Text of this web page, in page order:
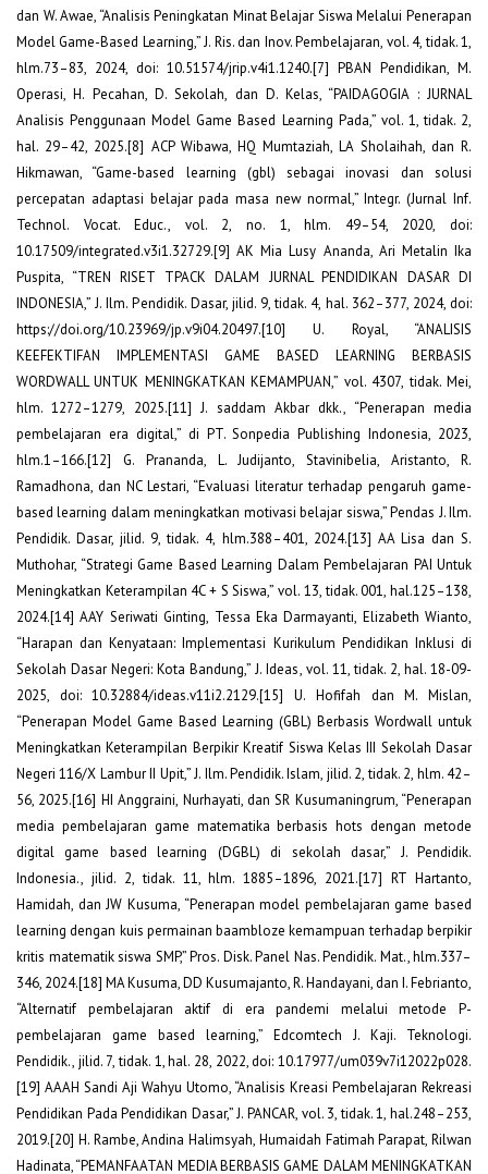
dan W. Awae, “Analisis Peningkatan Minat Belajar Siswa Melalui Penerapan
Model Game-Based Learning,” J. Ris. dan Inov. Pembelajaran, vol. 4, tidak. 1,
hlm.73–83, 2024, doi: 10.51574/jrip.v4i1.1240.[7] PBAN Pendidikan, M.
Operasi, H. Pecahan, D. Sekolah, dan D. Kelas, “PAIDAGOGIA : JURNAL
Analisis Penggunaan Model Game Based Learning Pada,” vol. 1, tidak. 2,
hal. 29–42, 2025.[8] ACP Wibawa, HQ Mumtaziah, LA Sholaihah, dan R.
Hikmawan, “Game-based learning (gbl) sebagai inovasi dan solusi
percepatan adaptasi belajar pada masa new normal,” Integr. (Jurnal Inf.
Technol. Vocat. Educ., vol. 2, no. 1, hlm. 49–54, 2020, doi:
10.17509/integrated.v3i1.32729.[9] AK Mia Lusy Ananda, Ari Metalin Ika
Puspita, “TREN RISET TPACK DALAM JURNAL PENDIDIKAN DASAR DI
INDONESIA,” J. Ilm. Pendidik. Dasar, jilid. 9, tidak. 4, hal. 362–377, 2024, doi:
https://doi.org/10.23969/jp.v9i04.20497.[10] U. Royal, “ANALISIS
KEEFEKTIFAN IMPLEMENTASI GAME BASED LEARNING BERBASIS
WORDWALL UNTUK MENINGKATKAN KEMAMPUAN,” vol. 4307, tidak. Mei,
hlm. 1272–1279, 2025.[11] J. saddam Akbar dkk., “Penerapan media
pembelajaran era digital,” di PT. Sonpedia Publishing Indonesia, 2023,
hlm.1–166.[12] G. Prananda, L. Judijanto, Stavinibelia, Aristanto, R.
Ramadhona, dan NC Lestari, “Evaluasi literatur terhadap pengaruh game-
based learning dalam meningkatkan motivasi belajar siswa,” Pendas J. Ilm.
Pendidik. Dasar, jilid. 9, tidak. 4, hlm.388–401, 2024.[13] AA Lisa dan S.
Muthohar, “Strategi Game Based Learning Dalam Pembelajaran PAI Untuk
Meningkatkan Keterampilan 4C + S Siswa,” vol. 13, tidak. 001, hal.125–138,
2024.[14] AAY Seriwati Ginting, Tessa Eka Darmayanti, Elizabeth Wianto,
“Harapan dan Kenyataan: Implementasi Kurikulum Pendidikan Inklusi di
Sekolah Dasar Negeri: Kota Bandung,” J. Ideas, vol. 11, tidak. 2, hal. 18-09-
2025, doi: 10.32884/ideas.v11i2.2129.[15] U. Hofifah dan M. Mislan,
“Penerapan Model Game Based Learning (GBL) Berbasis Wordwall untuk
Meningkatkan Keterampilan Berpikir Kreatif Siswa Kelas III Sekolah Dasar
Negeri 116/X Lambur II Upit,” J. Ilm. Pendidik. Islam, jilid. 2, tidak. 2, hlm. 42–
56, 2025.[16] HI Anggraini, Nurhayati, dan SR Kusumaningrum, “Penerapan
media pembelajaran game matematika berbasis hots dengan metode
digital game based learning (DGBL) di sekolah dasar,” J. Pendidik.
Indonesia., jilid. 2, tidak. 11, hlm. 1885–1896, 2021.[17] RT Hartanto,
Hamidah, dan JW Kusuma, “Penerapan model pembelajaran game based
learning dengan kuis permainan baambloze kemampuan terhadap berpikir
kritis matematik siswa SMP,” Pros. Disk. Panel Nas. Pendidik. Mat., hlm.337–
346, 2024.[18] MA Kusuma, DD Kusumajanto, R. Handayani, dan I. Febrianto,
“Alternatif pembelajaran aktif di era pandemi melalui metode P-
pembelajaran game based learning,” Edcomtech J. Kaji. Teknologi.
Pendidik., jilid. 7, tidak. 1, hal. 28, 2022, doi: 10.17977/um039v7i12022p028.
[19] AAAH Sandi Aji Wahyu Utomo, “Analisis Kreasi Pembelajaran Rekreasi
Pendidikan Pada Pendidikan Dasar,” J. PANCAR, vol. 3, tidak. 1, hal.248–253,
2019.[20] H. Rambe, Andina Halimsyah, Humaidah Fatimah Parapat, Rilwan
Hadinata, “PEMANFAATAN MEDIA BERBASIS GAME DALAM MENINGKATKAN